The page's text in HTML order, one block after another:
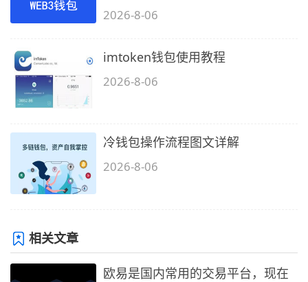
2026-8-06
imtoken钱包使用教程
2026-8-06
冷钱包操作流程图文详解
2026-8-06
相关文章
欧易是国内常用的交易平台，现在